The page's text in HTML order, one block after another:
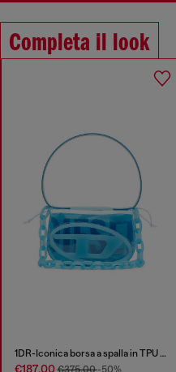
Completa il look
1DR-Iconica borsa a spalla in TPU trasparente
€187.00